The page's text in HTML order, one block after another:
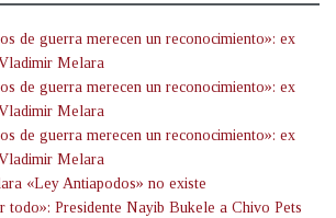
de guerra merecen un reconocimiento»: ex
Melara
de guerra merecen un reconocimiento»: ex
Melara
de guerra merecen un reconocimiento»: ex
Melara
«Ley Antiapodos» no existe
todo»: Presidente Nayib Bukele a Chivo Pets